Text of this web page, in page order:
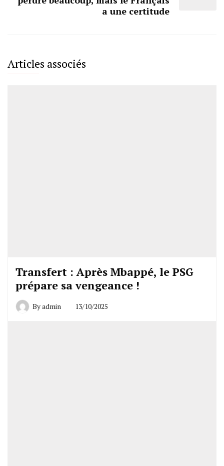
a une certitude
Articles associés
Transfert : Après Mbappé, le PSG
prépare sa vengeance !
Byadmin 13/10/2025